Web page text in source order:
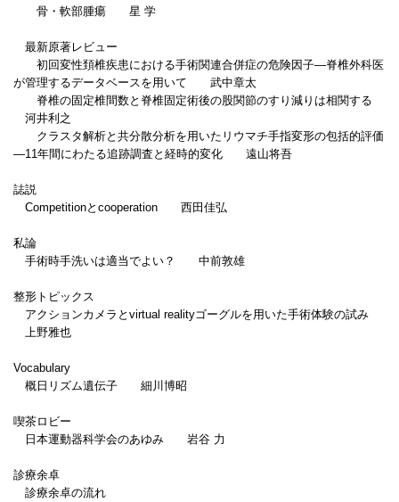
骨・軟部腫瘍 星 学
最新原著レビュー
初回変性頚椎疾患における手術関連合併症の危険因子―脊椎外科医
が管理するデータベースを用いて 武中章太
脊椎の固定椎間数と脊椎固定術後の股関節のすり減りは相関する
河井利之
クラスタ解析と共分散分析を用いたリウマチ手指変形の包括的評価
―11年間にわたる追跡調査と経時的変化 遠山将吾
誌説
Competitionとcooperation 西田佳弘
私論
手術時手洗いは適当でよい？ 中前敦雄
整形トピックス
アクションカメラとvirtual realityゴーグルを用いた手術体験の試み
上野雅也
Vocabulary
概日リズム遺伝子 細川博昭
喫茶ロビー
日本運動器科学会のあゆみ 岩谷 力
診療余卓
診療余卓の流れ